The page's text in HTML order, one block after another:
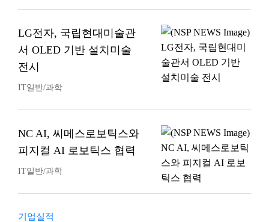
LG전자, 국립현대미술관
서 OLED 기반 설치미술
전시
IT일반/과학
NC AI, 씨메스로보틱스와
피지컬 AI 로보틱스 협력
IT일반/과학
기업실적